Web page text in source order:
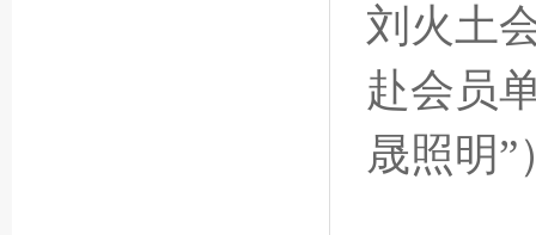
刘火土
赴会员
晟照明